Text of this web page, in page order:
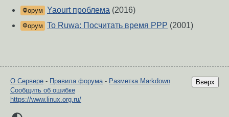
Форум Yaourt проблема (2016)
Форум To Ruwa: Посчитать время PPP (2001)
Вверх
О Сервере - Правила форума- Разметка Markdown
Сообщить об ошибке
https://www.linux.org.ru/